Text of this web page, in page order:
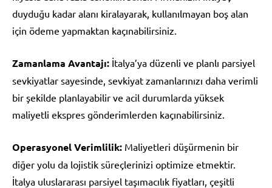
duyduğu kadar alanı kiralayarak, kullanılmayan boş alan
için ödeme yapmaktan kaçınabilirsiniz.
Zamanlama Avantajı: İtalya’ya düzenli ve planlı parsiyel
sevkiyatlar sayesinde, sevkiyat zamanlarınızı daha verimli
bir şekilde planlayabilir ve acil durumlarda yüksek
maliyetli ekspres gönderimlerden kaçınabilirsiniz.
Operasyonel Verimlilik: Maliyetleri düşürmenin bir
diğer yolu da lojistik süreçlerinizi optimize etmektir.
İtalya uluslararası parsiyel taşımacılık fiyatları, çeşitli